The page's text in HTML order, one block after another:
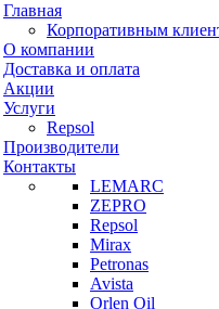
Главная
Корпоративным
О компании
Доставка и оплата
Акции
Услуги
Repsol
Производители
Контакты
LEMARC
ZEPRO
Repsol
Mirax
Petronas
Avista
Orlen Oil